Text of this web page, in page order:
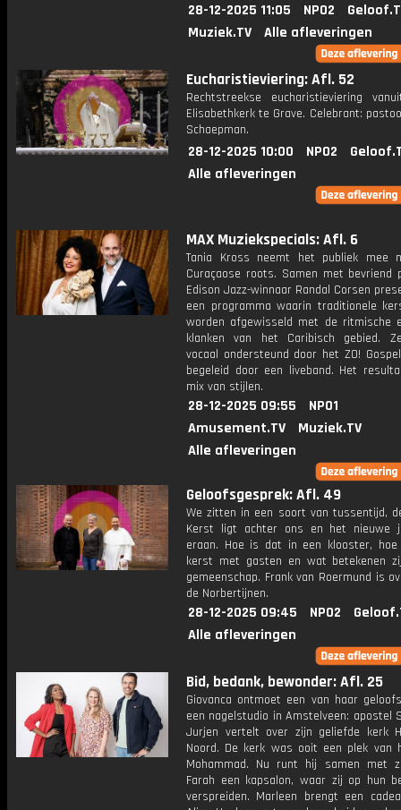
28-12-2025 11:05 NPO2
Muziek.TV
Alle afleveringen
Eucharistieviering: Afl. 52
Rechtstreekse eucharistieviering
Elisabethkerk te Grave. Celebrant:
Schaepman.
28-12-2025 10:00 NPO2
Alle afleveringen
MAX Muziekspecials: Afl. 6
Tania Kross neemt het publiek mee
Curaçaose roots. Samen met bevriend
Edison Jazz-winnaar Randal Corsen
een programma waarin traditionele
worden afgewisseld met de ritmische
klanken van het Caribisch gebied.
vocaal ondersteund door het ZO!
begeleid door een liveband. Het
mix van stijlen.
28-12-2025 09:55
NPO1
Amusement.TV
Muziek.TV
Alle afleveringen
Geloofsgesprek: Afl. 49
We zitten in een soort van tussentijd,
Kerst ligt achter ons en het nieuwe
eraan. Hoe is dat in een klooster,
kerst met gasten en wat betekenen
gemeenschap. Frank van Roermund is
de Norbertijnen.
28-12-2025 09:45 NPO2
Alle afleveringen
Bid, bedank, bewonder: Afl. 25
Giovanca ontmoet een van haar
een nagelstudio in Amstelveen: apostel
Jurjen vertelt over zijn geliefde kerk
Noord. De kerk was ooit een plek van
Mohammad. Nu runt hij samen met
Farah een kapsalon, waar zij op hun
verspreiden. Marleen brengt een